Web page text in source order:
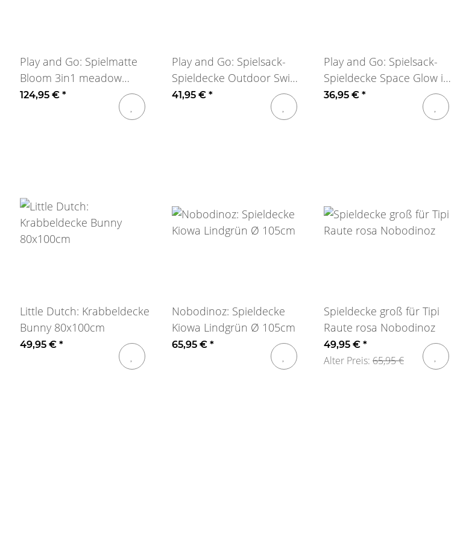
Play and Go: Spielmatte
Bloom 3in1 meadow
green
124,95 € *
Play and Go: Spielsack-
Spieldecke Outdoor Swim
Fun
41,95 € *
Play and Go: Spielsack-
Spieldecke Space Glow in
dark
36,95 € *
Little Dutch: Krabbeldecke
Bunny 80x100cm
49,95 € *
Nobodinoz: Spieldecke
Kiowa Lindgrün Ø 105cm
65,95 € *
Spieldecke groß für Tipi
Raute rosa Nobodinoz
49,95 € *
Alter Preis: 65,95 €